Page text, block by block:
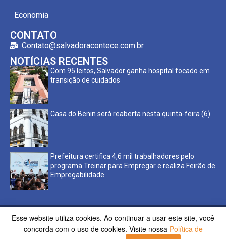
Economia
CONTATO
Contato@salvadoracontece.com.br
NOTÍCIAS RECENTES
Com 95 leitos, Salvador ganha hospital focado em
transição de cuidados
Casa do Benin será reaberta nesta quinta-feira (6)
Prefeitura certifica 4,6 mil trabalhadores pelo
programa Treinar para Empregar e realiza Feirão de
Empregabilidade
Copyright ©2023 Salvador Acontece. Todos os direitos
reservados | Desenvolvido porPoppy Sites.
Esse website utiliza cookies. Ao continuar a usar este site, você
concorda com o uso de cookies. Visite nossa Política de